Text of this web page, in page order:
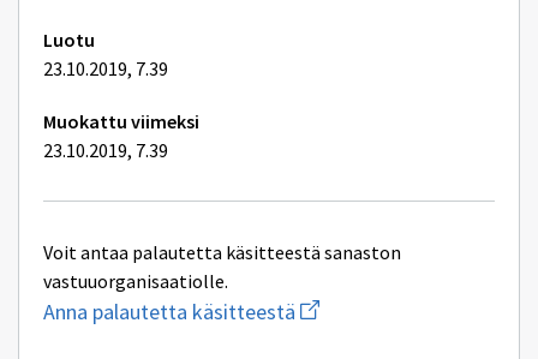
Luotu
23.10.2019, 7.39
Muokattu viimeksi
23.10.2019, 7.39
Voit antaa palautetta käsitteestä sanaston
vastuuorganisaatiolle.
Anna palautetta käsitteestä Aloita
uuden